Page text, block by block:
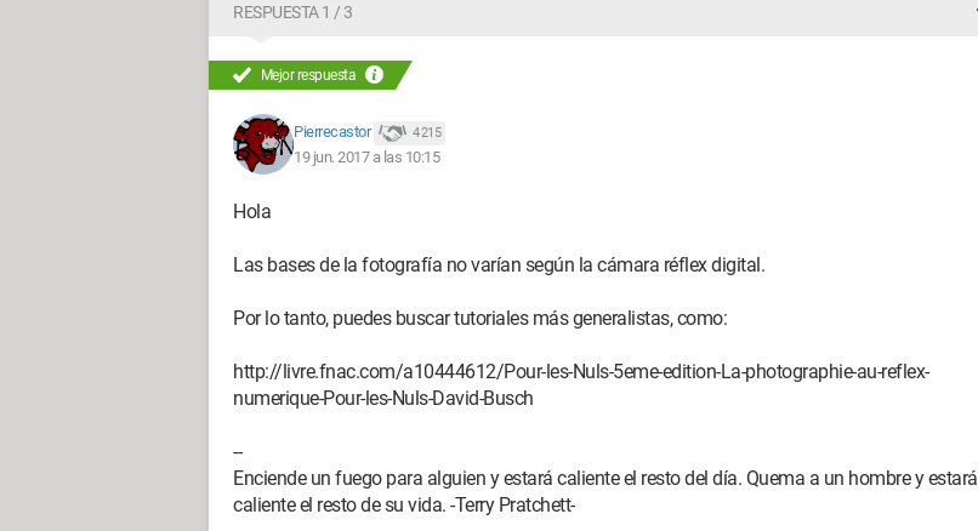
RESPUESTA 1 / 3
Mejor respuesta
Pierrecastor 4 215
19 jun. 2017 a las 10:15
Hola
Las bases de la fotografía no varían según la cámara réflex digital.
Por lo tanto, puedes buscar tutoriales más generalistas, como:
http://livre.fnac.com/a10444612/Pour-les-Nuls-5eme-edition-La-photographie-au-reflex-
numerique-Pour-les-Nuls-David-Busch
--
Enciende un fuego para alguien y estará caliente el resto del día. Quema a un hombre y estará
caliente el resto de su vida. -Terry Pratchett-